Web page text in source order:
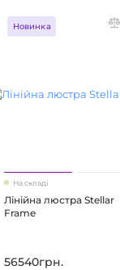
Новинка
На складі
Лінійна люстра Stellar
Frame
56540грн.